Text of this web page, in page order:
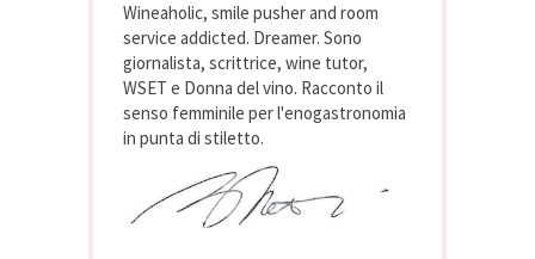
Wineaholic, smile pusher and room
service addicted. Dreamer. Sono
giornalista, scrittrice, wine tutor,
WSET e Donna del vino. Racconto il
senso femminile per l'enogastronomia
in punta di stiletto.